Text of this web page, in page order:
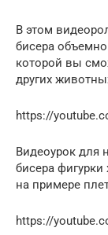
В этом
бисера
которой вы
других
https://
Видеоурок для
бисера
на примере
https://